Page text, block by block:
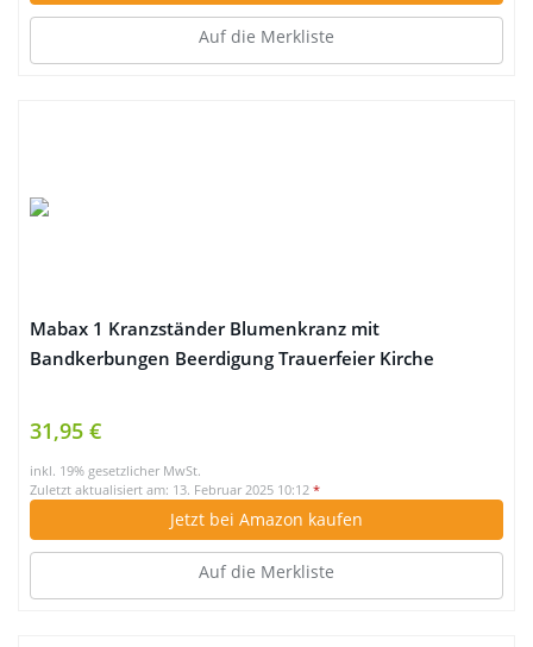
Auf die Merkliste
Mabax 1 Kranzständer Blumenkranz mit
Bandkerbungen Beerdigung Trauerfeier Kirche
31,95 €
inkl. 19% gesetzlicher MwSt.
Zuletzt aktualisiert am: 13. Februar 2025 10:12 *
Jetzt bei Amazon kaufen
Auf die Merkliste